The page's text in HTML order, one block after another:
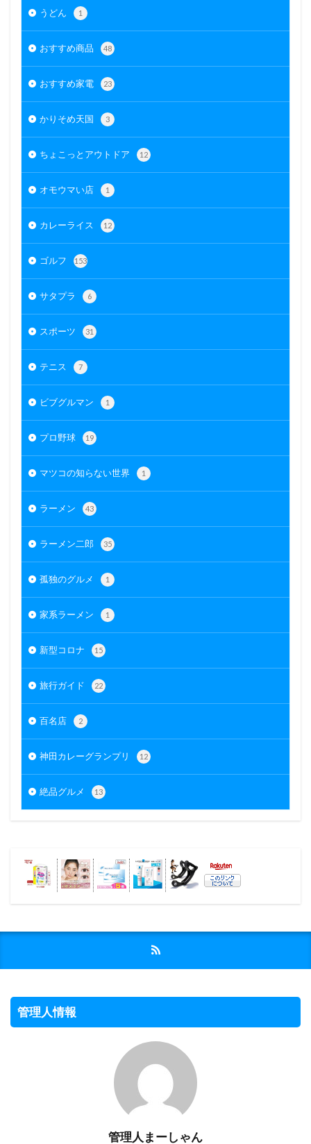
うどん 1
おすすめ商品 48
おすすめ家電 23
かりそめ天国 3
ちょこっとアウトドア 12
オモウマい店 1
カレーライス 12
ゴルフ 153
サタプラ 6
スポーツ 31
テニス 7
ビブグルマン 1
プロ野球 19
マツコの知らない世界 1
ラーメン 43
ラーメン二郎 35
孤独のグルメ 1
家系ラーメン 1
新型コロナ 15
旅行ガイド 22
百名店 2
神田カレーグランプリ 12
絶品グルメ 13
管理人情報
管理人まーしゃん